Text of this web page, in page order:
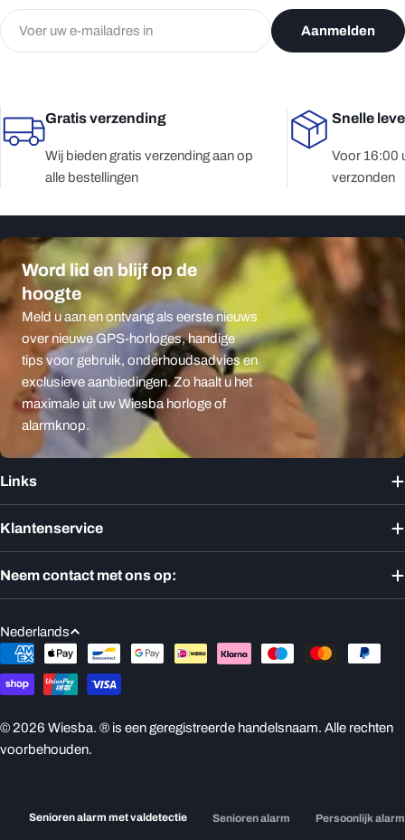
E-
mail
Aanmelden
Gratis verzending
Wij bieden gratis verzending aan op
alle bestellingen
Snelle
Voor 16:00
verzonden
Word lid en blijf op de
hoogte
Meld u aan en ontvang als eerste nieuws
over nieuwe GPS-horloges, handige
tips voor gebruik, onderhoudsadvies en
exclusieve aanbiedingen. Zo haalt u het
maximale uit uw Wiesba horloge of
alarmknop.
Links
Klantenservice
Neem contact met ons op:
T
a
l
Nederlands
Betaalmethoden
© 2026 Wiesba. ® is een geregistreerde handelsnaam. Alle rechten
voorbehouden.
Senioren alarm met valdetectie Senioren alarm Persoonlijk